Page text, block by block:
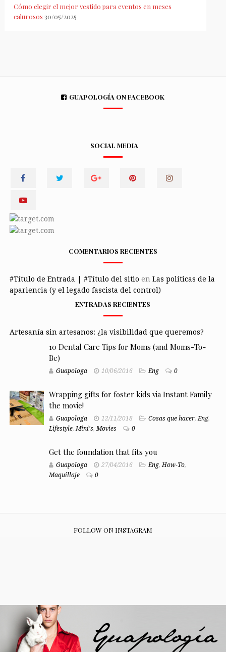
Cómo elegir el mejor vestido para eventos en meses
calurosos 30/05/2025
GUAPOLOGÍA ON FACEBOOK
SOCIAL MEDIA
COMENTARIOS RECIENTES
#Título de Entrada | #Título del sitio en Las políticas de la
apariencia (y el legado fascista del control)
ENTRADAS RECIENTES
Artesanía sin artesanos: ¿la visibilidad que queremos?
10 Dental Care Tips for Moms (and Moms-To-
Be)
Guapologa 10/06/2016 Eng 0
Wrapping gifts for foster kids via Instant Family
the movie!
Guapologa 12/11/2018 Cosas que hacer, Eng,
Lifestyle, Mini's, Movies 0
Get the foundation that fits you
Guapologa 27/04/2016 Eng, How-To,
Maquillaje
0
FOLLOW ON INSTAGRAM